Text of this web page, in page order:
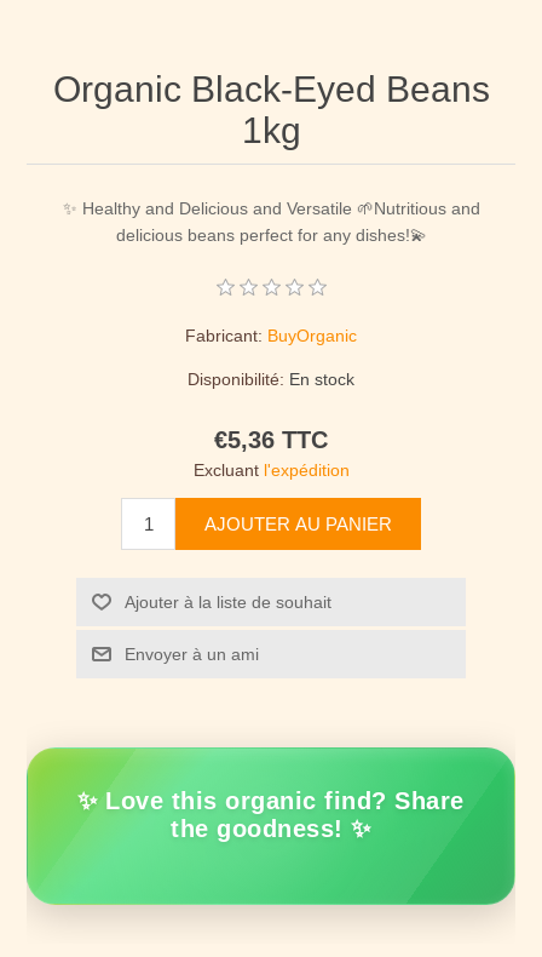
Organic Black-Eyed Beans
1kg
✨ Healthy and Delicious and Versatile 🌱Nutritious and
delicious beans perfect for any dishes!💫
Fabricant: BuyOrganic
Disponibilité: En stock
€5,36 TTC
Excluant l'expédition
AJOUTER AU PANIER
Ajouter à la liste de souhait
Envoyer à un ami
✨ Love this organic find? Share
the goodness! ✨